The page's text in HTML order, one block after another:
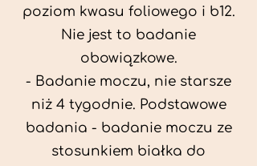
poziom kwasu foliowego i b12.
Nie jest to badanie
obowiązkowe.
- Badanie moczu, nie starsze
niż 4 tygodnie. Podstawowe
badania - badanie moczu ze
stosunkiem białka do